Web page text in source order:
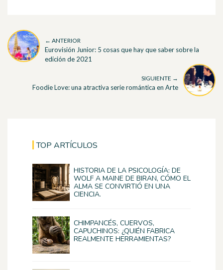
← ANTERIOR
Eurovisión Junior: 5 cosas que hay que saber sobre la
edición de 2021
SIGUIENTE →
Foodie Love: una atractiva serie romántica en Arte
TOP ARTÍCULOS
HISTORIA DE LA PSICOLOGÍA: DE
WOLF A MAINE DE BIRAN, CÓMO EL
ALMA SE CONVIRTIÓ EN UNA
CIENCIA.
CHIMPANCÉS, CUERVOS,
CAPUCHINOS: ¿QUIÉN FABRICA
REALMENTE HERRAMIENTAS?